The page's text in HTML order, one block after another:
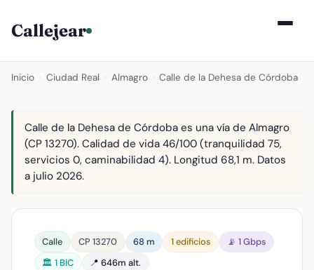
Callejear
Inicio Ciudad Real Almagro Calle de la Dehesa de Córdoba
Calle de la Dehesa de Córdoba es una vía de Almagro
(CP 13270). Calidad de vida 46/100 (tranquilidad 75,
servicios 0, caminabilidad 4). Longitud 68,1 m. Datos
a julio 2026.
Calle CP 13270 68 m 1 edificios
📡 1 Gbps
🏛️ 1 BIC
📍 646m alt.